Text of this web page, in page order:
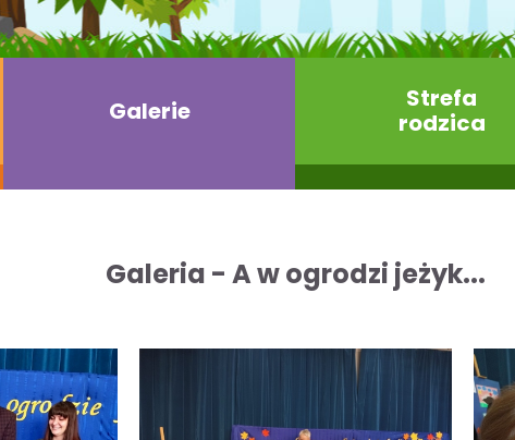
Galerie
Strefa
rodzica
Galeria - A w ogrodzi jeżyk...